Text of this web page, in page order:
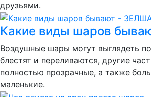
друзьями.
Какие виды шаров
Воздушные шары могут выглядеть
блестят и переливаются, другие
полностью прозрачные, а также
маленькие.